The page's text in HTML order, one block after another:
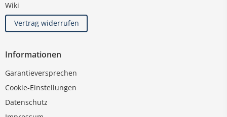
Wiki
Vertrag widerrufen
Informationen
Garantieversprechen
Cookie-Einstellungen
Datenschutz